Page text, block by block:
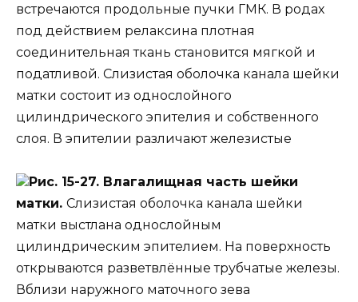
встречаются продольные пучки ГМК. В родах
под действием релаксина плотная
соединительная ткань становится мягкой и
податливой. Слизистая оболочка канала шейки
матки состоит из однослойного
цилиндрического эпителия и собственного
слоя. В эпителии различают железистые
Рис. 15-27. Влагалищная часть шейки
матки. Слизистая оболочка канала шейки
матки выстлана однослойным
цилиндрическим эпителием. На поверхность
открываются разветвлённые трубчатые железы.
Вблизи наружного маточного зева